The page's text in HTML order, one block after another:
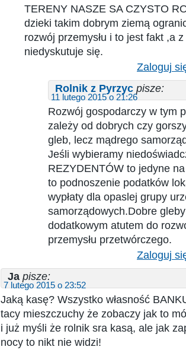
TERENY NASZE SA CZYSTO
dzieki takim dobrym ziemą
rozwój przemysłu i to jest fakt ,a
niedyskutuje się.
Zaloguj
Rolnik z Pyrzyc pisze:
11 lutego 2015 o 21:26
Rozwój gospodarczy w tym
zależy od dobrych czy
gleb, lecz mądrego
Jeśli wybieramy
REZYDENTÓW to jedyne
to podnoszenie podatków
wypłaty dla opaslej grupy
samorządowych.Dobre
dodatkowym atutem do
przemysłu przetwórczego.
Zaloguj
Ja pisze:
7 lutego 2015 o 23:52
Jaką kasę? Wszystko własność
tacy mieszczuchy że zobaczy jak to
i już myśli że rolnik sra kasą, ale jak
nocy to nikt nie widzi!